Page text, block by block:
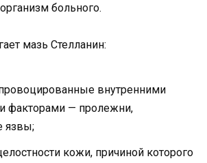
больного.
мазь Стелланин:
внутренними
факторами — пролежни,
язвы;
кожи, причиной которого